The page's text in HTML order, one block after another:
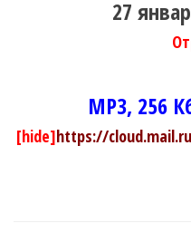
27
MP3, 256
[hide]https://